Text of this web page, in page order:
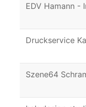
EDV Hamann -
Druckservice
Szene64